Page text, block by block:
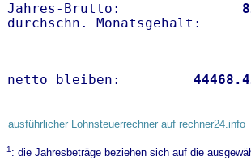
Jahres-Brutto:
netto bleiben:
ausführlicher Lohnsteuerrechner auf rechner24.info
1: die Jahresbeträge beziehen sich auf die